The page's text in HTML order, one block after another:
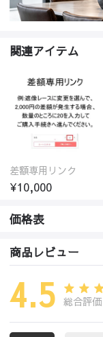
関連アイテム
差額専用リンク
¥10,000
価格表
商品レビュー
4.5 総合評価